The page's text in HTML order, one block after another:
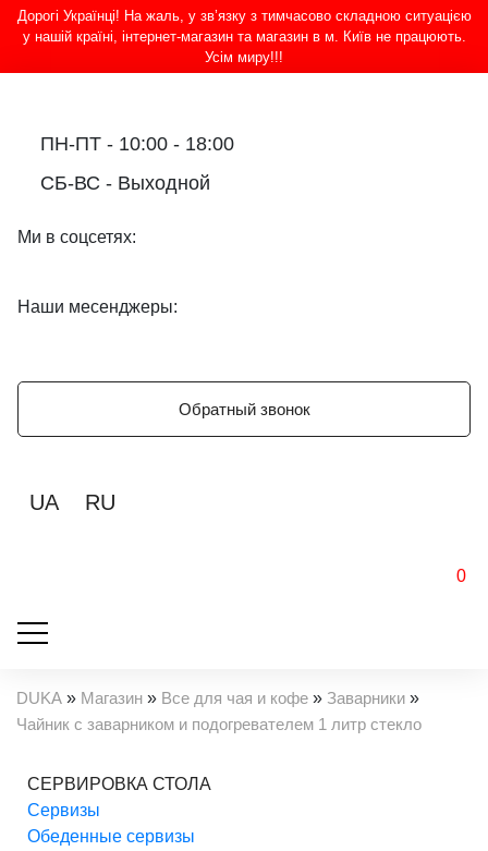
Дорогі Українці! На жаль, у зв’язку з тимчасово складною ситуацією
у нашій країні, інтернет-магазин та магазин в м. Київ не працюють.
Усім миру!!!
ПН-ПТ - 10:00 - 18:00
СБ-ВС - Выходной
Ми в соцсетях:
Наши месенджеры:
Обратный звонок
UA RU
0
DUKA » Магазин » Все для чая и кофе » Заварники »
Чайник с заварником и подогревателем 1 литр стекло
СЕРВИРОВКА СТОЛА
Cервизы
Обеденные сервизы